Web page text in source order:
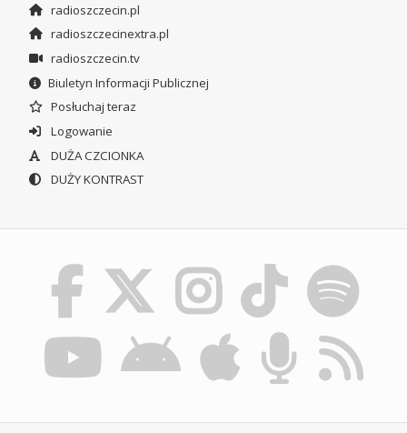
radioszczecin.pl
radioszczecinextra.pl
radioszczecin.tv
Biuletyn Informacji Publicznej
Posłuchaj teraz
Logowanie
DUŻA CZCIONKA
DUŻY KONTRAST